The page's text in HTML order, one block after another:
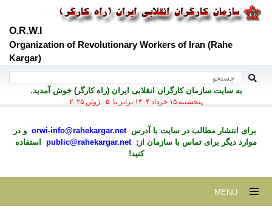
O.R.W.I
Organization of Revolutionary Workers of Iran (Rahe
Kargar)
به سايت سازمان کارگران انقلابی ايران (راه کارگر) خوش آمديد.
پنجشنبه ۱۵ خرداد ۱۴۰۴ برابر با ۰۵ ژوئن ۲۰۲۵
برای انتشار مطالب در سايت با آدرسorwi-info@rahekargar.net و در
موارد ديگر برای تماس با سازمان از;public@rahekargar.net
استفاده
کنید!